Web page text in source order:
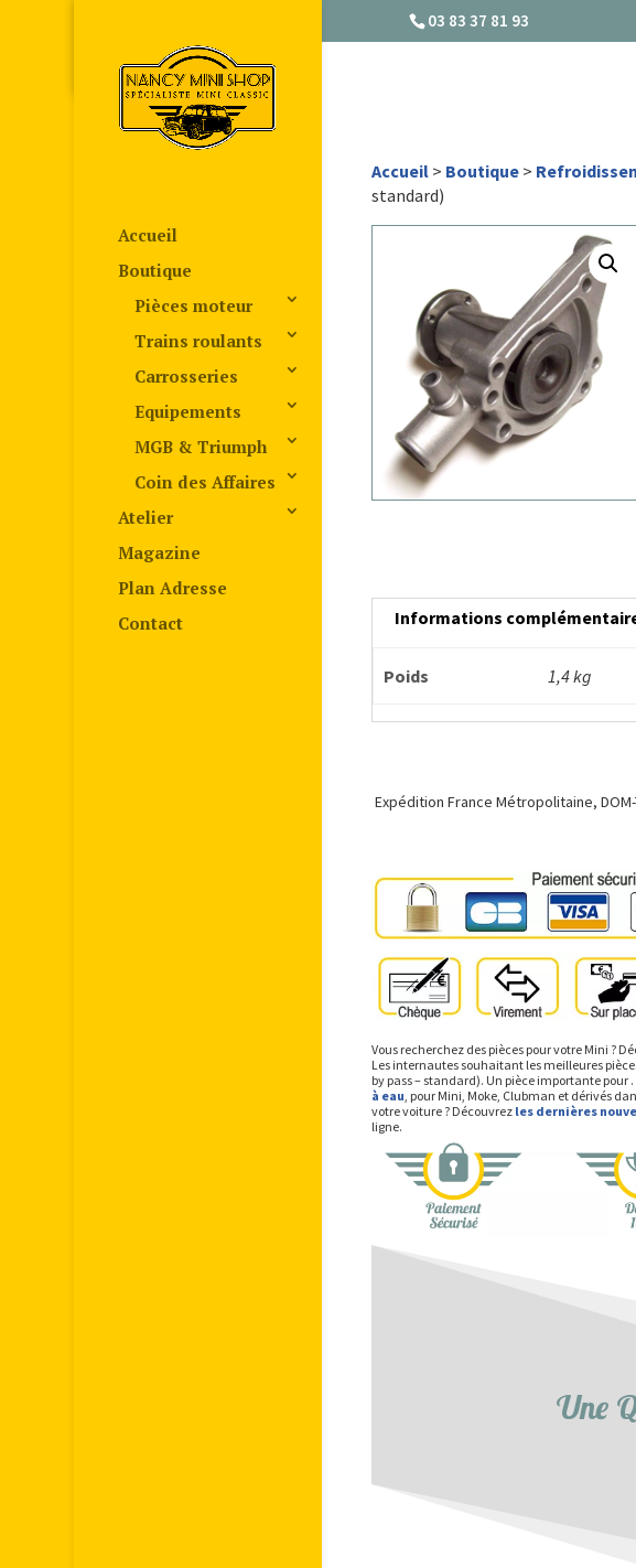
03 83 37 81 93
Accueil
Boutique
Pièces moteur
Trains roulants
Carrosseries
Equipements
MGB & Triumph
Coin des Affaires
Atelier
Magazine
Plan Adresse
Contact
Accueil> Boutique>
standard)
Informations
Poids 1,4 kg
Expédition France Métropolitaine,
Vous recherchez des pièces pour votre Mini ?
Les internautes souhaitant les meilleures
by pass – standard). Un pièce importante pour
à eau , pour Mini, Moke, Clubman et dérivés
votre voiture ? Découvrez les dernières
ligne.
Une